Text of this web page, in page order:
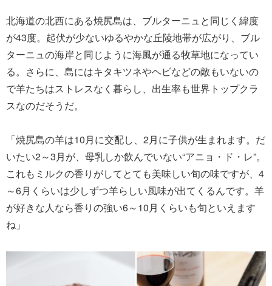
北海道の北西にある焼尻島は、ブルターニュと同じく緯度
が43度。起伏が少ないゆるやかな丘陵地帯が広がり、ブル
ターニュの海岸と同じように海風が通る牧草地になってい
る。さらに、島にはキタキツネやヘビなどの敵もいないの
で羊たちはストレスなく暮らし、出生率も世界トップクラ
スなのだそうだ。
「焼尻島の羊は10月に交配し、2月に子供が生まれます。だ
いたい2～3月が、母乳しか飲んでいない“アニョ・ド・レ”。
これもミルクの香りがしてとても美味しい旬の味ですが、4
～6月くらいは少しずつ羊らしい風味が出てくるんです。羊
が好きな人なら香りの強い6～10月くらいも旬といえます
ね」